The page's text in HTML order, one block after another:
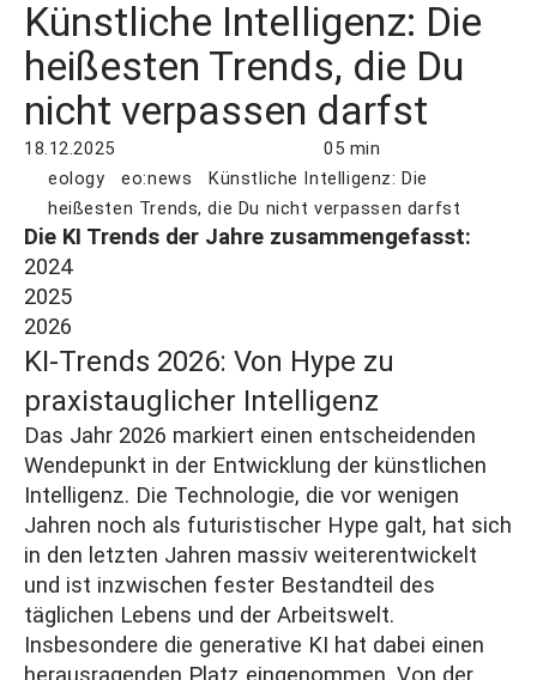
Künstliche Intelligenz: Die
heißesten Trends, die Du
nicht verpassen darfst
18.12.2025
05 min
eology
eo:news
Künstliche Intelligenz: Die
heißesten Trends, die Du nicht verpassen darfst
Die KI Trends der Jahre zusammengefasst:
2024
2025
2026
KI‑Trends 2026: Von Hype zu
praxistauglicher Intelligenz
Das Jahr 2026 markiert einen entscheidenden
Wendepunkt in der Entwicklung der künstlichen
Intelligenz. Die Technologie, die vor wenigen
Jahren noch als futuristischer Hype galt, hat sich
in den letzten Jahren massiv weiterentwickelt
und ist inzwischen fester Bestandteil des
täglichen Lebens und der Arbeitswelt.
Insbesondere die generative KI hat dabei einen